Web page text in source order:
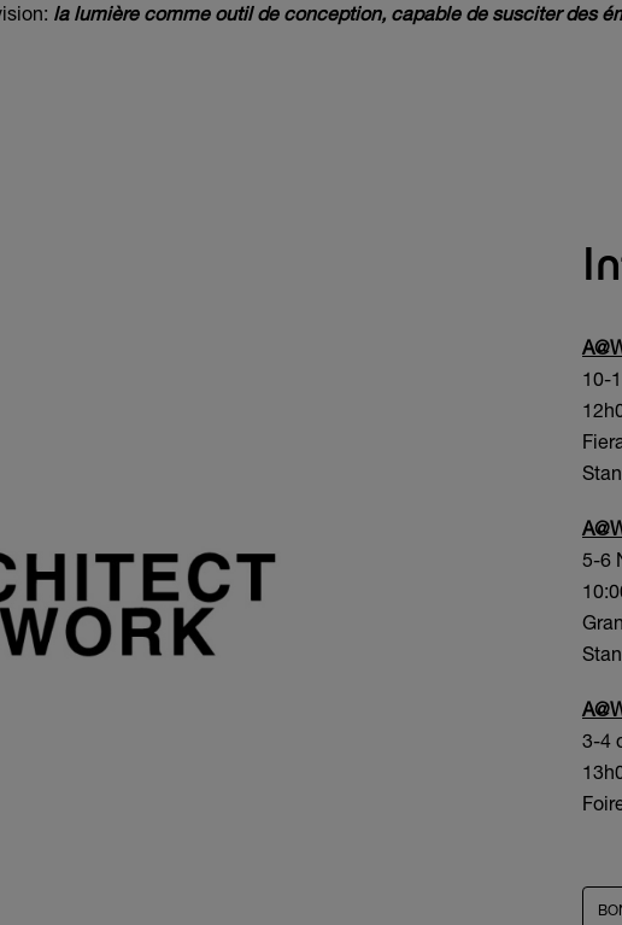
la lumière comme outil de conception, capable de susciter des
10-
5-6
3-4